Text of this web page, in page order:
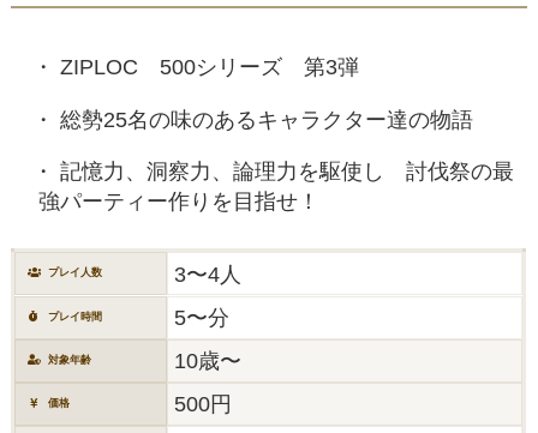
ZIPLOC 500シリーズ 第3弾
総勢25名の味のあるキャラクター達の物語
記憶力、洞察力、論理力を駆使し 討伐祭の最
強パーティー作りを目指せ！
プレイ人数 3〜4人
プレイ時間 5〜分
対象年齢 10歳〜
価格 500円